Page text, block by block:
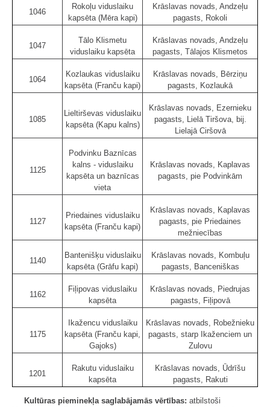
1046
Rokoļu viduslaiku
kapsēta (Mēra kapi)
Krāslavas novads, Andzeļu
pagasts, Rokoli
1047
Tālo Klismetu
viduslaiku kapsēta
Krāslavas novads, Andzeļu
pagasts, Tālajos Klismetos
1064
Kozlaukas viduslaiku
kapsēta (Franču kapi)
Krāslavas novads, Bērziņu
pagasts, Kozlaukā
1085
Lieltirševas viduslaiku
kapsēta (Kapu kalns)
Krāslavas novads, Ezernieku
pagasts, Lielā Tiršova, bij.
Lielajā Ciršovā
1125
Podvinku Baznīcas
kalns - viduslaiku
kapsēta un baznīcas
vieta
Krāslavas novads, Kaplavas
pagasts, pie Podvinkām
1127
Priedaines viduslaiku
kapsēta (Franču kapi)
Krāslavas novads, Kaplavas
pagasts, pie Priedaines
mežniecības
1140
Bantenišķu viduslaiku
kapsēta (Grāfu kapi)
Krāslavas novads, Kombuļu
pagasts, Banceniškas
1162
Fiļipovas viduslaiku
kapsēta
Krāslavas novads, Piedrujas
pagasts, Fiļipovā
1175
Ikažencu viduslaiku
kapsēta (Franču kapi,
Gajoks)
Krāslavas novads, Robežnieku
pagasts, starp Ikaženciem un
Zulovu
1201
Rakutu viduslaiku
kapsēta
Krāslavas novads, Ūdrīšu
pagasts, Rakuti
Kultūras pieminekļa saglabājamās vērtības: atbilstoši